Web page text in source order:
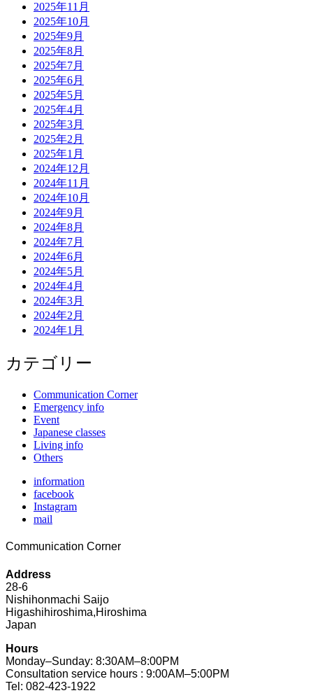
2025年11月
2025年10月
2025年9月
2025年8月
2025年7月
2025年6月
2025年5月
2025年4月
2025年3月
2025年2月
2025年1月
2024年12月
2024年11月
2024年10月
2024年9月
2024年8月
2024年7月
2024年6月
2024年5月
2024年4月
2024年3月
2024年2月
2024年1月
カテゴリー
Communication Corner
Emergency info
Event
Japanese classes
Living info
Others
information
facebook
Instagram
mail
Communication Corner
Address
28-6
Nishihonmachi Saijo
Higashihiroshima,Hiroshima
Japan
Hours
Monday–Sunday: 8:30AM–8:00PM
Consultation service hours : 9:00AM–5:00PM
Tel: 082-423-1922